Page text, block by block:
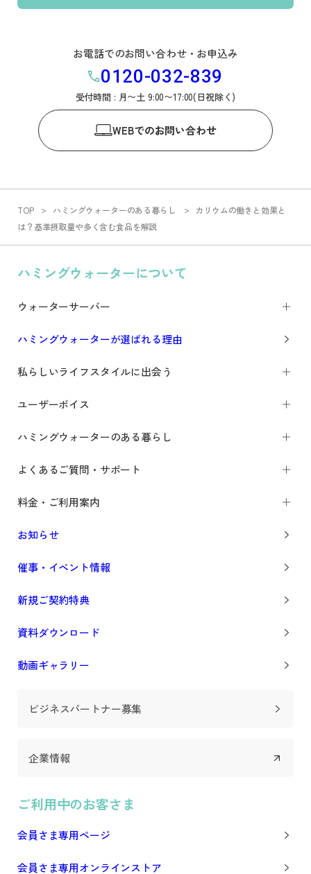
お電話でのお問い合わせ・お申込み
0120-032-839
受付時間 : 月〜土 9:00〜17:00(日祝除く)
WEBでのお問い合わせ
TOP ハミングウォーターのある暮らし
カリウムの働きと効果と
は？基準摂取量や多く含む食品を解説
ハミングウォーターについて
ウォーターサーバー
ハミングウォーターが選ばれる理由
私らしいライフスタイルに出会う
ユーザーボイス
ハミングウォーターのある暮らし
よくあるご質問・サポート
料金・ご利用案内
お知らせ
催事・イベント情報
新規ご契約特典
資料ダウンロード
動画ギャラリー
ビジネスパートナー募集
企業情報
ご利用中のお客さま
会員さま専用ページ
会員さま専用オンラインストア